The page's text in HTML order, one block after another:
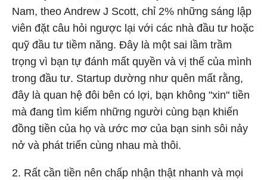
Nam, theo Andrew J Scott, chỉ 2% những sáng lập
viên đặt câu hỏi ngược lại với các nhà đầu tư hoặc
quỹ đầu tư tiềm năng. Đây là một sai lầm trầm
trọng vì bạn tự đánh mất quyền và vị thế của mình
trong đầu tư. Startup dường như quên mất rằng,
đây là quan hệ đôi bên có lợi, bạn không "xin" tiền
mà đang tìm kiếm những người cùng bạn khiến
đồng tiền của họ và ước mơ của bạn sinh sôi nảy
nở và phát triển cùng nhau mà thôi.
2. Rất cần tiền nên chấp nhận thật nhanh và mọi